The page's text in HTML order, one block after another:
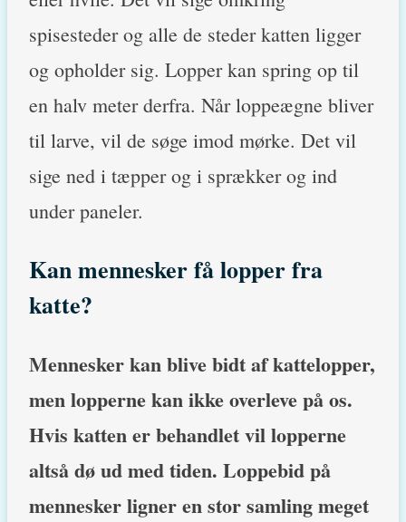
spisesteder og alle de steder katten ligger
og opholder sig. Lopper kan spring op til
en halv meter derfra. Når loppeægne bliver
til larve, vil de søge imod mørke. Det vil
sige ned i tæpper og i sprækker og ind
under paneler.
Kan mennesker få lopper fra
katte?
Mennesker kan blive bidt af kattelopper,
men lopperne kan ikke overleve på os.
Hvis katten er behandlet vil lopperne
altså dø ud med tiden. Loppebid på
mennesker ligner en stor samling meget